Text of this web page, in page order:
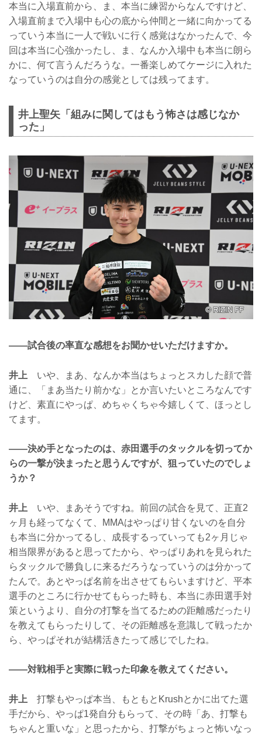
本当に入場直前から、ま、本当に練習からなんですけど、
入場直前まで入場中も心の底から仲間と一緒に向かってる
っていう本当に一人で戦いに行く感覚はなかったんで、今
回は本当に心強かったし、ま、なんか入場中も本当に朗ら
かに、何て言うんだろうな。一番楽しめてケージに入れた
なっていうのは自分の感覚としては残ってます。
井上聖矢「組みに関してはもう怖さは感じなか
った」
——試合後の率直な感想をお聞かせいただけますか。
井上 いや、まあ、なんか本当はちょっとスカした顔で普
通に、「まあ当たり前かな」とか言いたいところなんです
けど、素直にやっぱ、めちゃくちゃ今嬉しくて、ほっとし
てます。
——決め手となったのは、赤田選手のタックルを切ってか
らの一撃が決まったと思うんですが、狙っていたのでしょ
うか？
井上 いや、まあそうですね。前回の試合を見て、正直2
ヶ月も経ってなくて、MMAはやっぱり甘くないのを自分
も本当に分かってるし、成長するっていっても2ヶ月じゃ
相当限界があると思ってたから、やっぱりあれを見られた
らタックルで勝負しに来るだろうなっていうのは分かって
たんで。あとやっぱ名前を出させてもらいますけど、平本
選手のところに行かせてもらった時も、本当に赤田選手対
策というより、自分の打撃を当てるための距離感だったり
を教えてもらったりして、その距離感を意識して戦ったか
ら、やっぱそれが結構活きたって感じでしたね。
——対戦相手と実際に戦った印象を教えてください。
井上 打撃もやっぱ本当、もともとKrushとかに出てた選
手だから、やっぱ1発自分もらって、その時「あ、打撃も
ちゃんと重いな」と思ったから、打撃がちょっと怖いなっ